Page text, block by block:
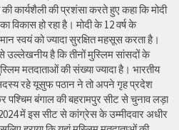
की कार्यशैली की प्रशंसा करते हुए कहा कि मोदी
विकास हो रहा है। मोदी के 12 वर्ष के
स्वयं को ज्यादा सुरक्षित महसूस करता है।
उल्लेखनीय है कि तीनों मुस्लिम सांसदों के
मतदाताओं की संख्या ज्यादा है। भारतीय
रहे यूसुफ पठान ने तो अपने गृह प्रदेश
पश्चिम बंगाल की बहरामपुर सीट से चुनाव लड़ा
में इस सीट से कांग्रेस के उम्मीदवार अधीर